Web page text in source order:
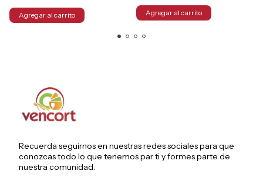
Recuerda seguirnos en nuestras redes sociales para que
conozcas todo lo que tenemos par ti y formes parte de
nuestra comunidad.